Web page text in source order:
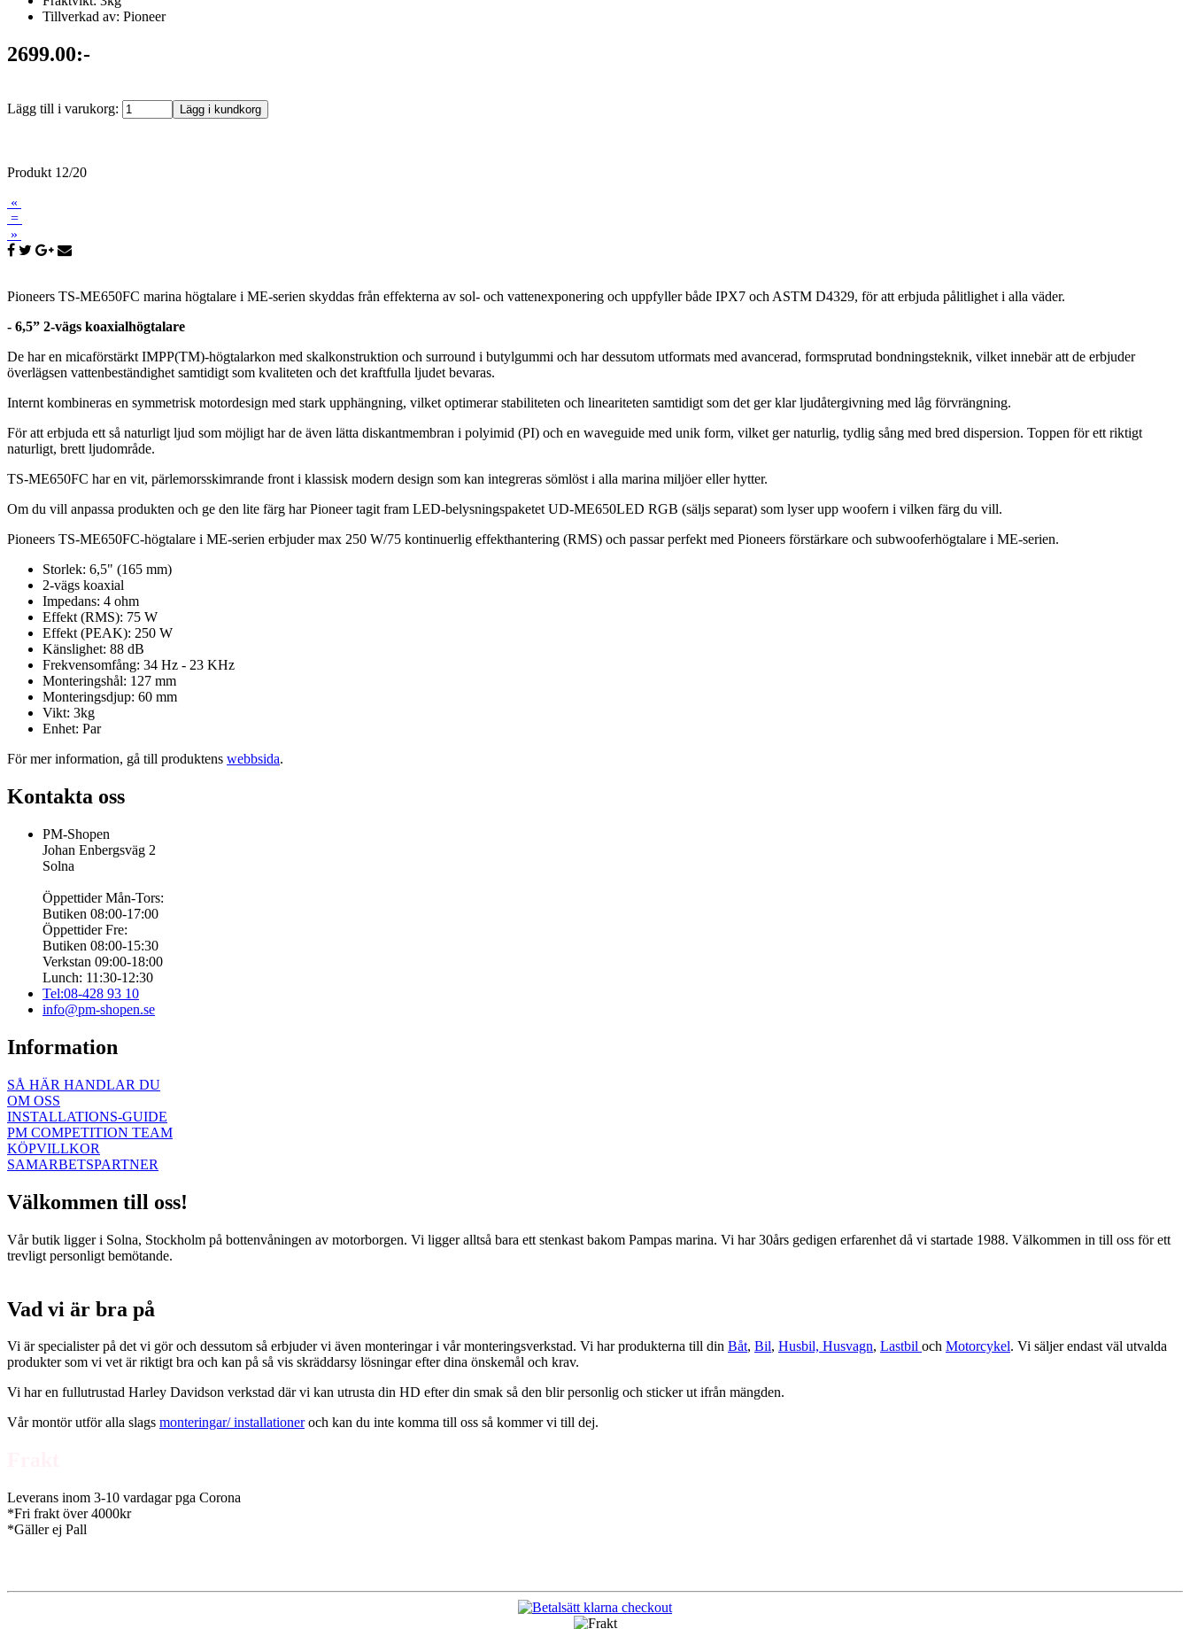
Tillverkad av: Pioneer
2699.00:-
Lägg till i varukorg:
Produkt 12/20
«
=
»
Pioneers TS-ME650FC marina högtalare i ME-serien skyddas från effekterna av sol- och vattenexponering och uppfyller både IPX7 och ASTM D4329, för att erbjuda pålitlighet i alla väder.
- 6,5” 2-vägs koaxialhögtalare
De har en micaförstärkt IMPP(TM)-högtalarkon med skalkonstruktion och surround i butylgummi och har dessutom utformats med avancerad, formsprutad bondningsteknik, vilket innebär att de erbjuder
överlägsen vattenbeständighet samtidigt som kvaliteten och det kraftfulla ljudet bevaras.
Internt kombineras en symmetrisk motordesign med stark upphängning, vilket optimerar stabiliteten och lineariteten samtidigt som det ger klar ljudåtergivning med låg förvrängning.
För att erbjuda ett så naturligt ljud som möjligt har de även lätta diskantmembran i polyimid (PI) och en waveguide med unik form, vilket ger naturlig, tydlig sång med bred dispersion. Toppen för ett riktigt
naturligt, brett ljudområde.
TS-ME650FC har en vit, pärlemorsskimrande front i klassisk modern design som kan integreras sömlöst i alla marina miljöer eller hytter.
Om du vill anpassa produkten och ge den lite färg har Pioneer tagit fram LED-belysningspaketet UD-ME650LED RGB (säljs separat) som lyser upp woofern i vilken färg du vill.
Pioneers TS-ME650FC-högtalare i ME-serien erbjuder max 250 W/75 kontinuerlig effekthantering (RMS) och passar perfekt med Pioneers förstärkare och subwooferhögtalare i ME-serien.
Storlek: 6,5" (165 mm)
2-vägs koaxial
Impedans: 4 ohm
Effekt (RMS): 75 W
Effekt (PEAK): 250 W
Känslighet: 88 dB
Frekvensomfång: 34 Hz - 23 KHz
Monteringshål: 127 mm
Monteringsdjup: 60 mm
Vikt: 3kg
Enhet: Par
För mer information, gå till produktens webbsida.
Kontakta oss
PM-Shopen
Johan Enbergsväg 2
Solna
Öppettider Mån-Tors:
Butiken 08:00-17:00
Öppettider Fre:
Butiken 08:00-15:30
Verkstan 09:00-18:00
Lunch: 11:30-12:30
Tel:08-428 93 10
info@pm-shopen.se
Information
SÅ HÄR HANDLAR DU
OM OSS
INSTALLATIONS-GUIDE
PM COMPETITION TEAM
KÖPVILLKOR
SAMARBETSPARTNER
Välkommen till oss!
Vår butik ligger i Solna, Stockholm på bottenvåningen av motorborgen. Vi ligger alltså bara ett stenkast bakom Pampas marina. Vi har 30års gedigen erfarenhet då vi startade 1988. Välkommen in till oss för ett
trevligt personligt bemötande.
Vad vi är bra på
Vi är specialister på det vi gör och dessutom så erbjuder vi även monteringar i vår monteringsverkstad. Vi har produkterna till din Båt, Bil, Husbil, Husvagn, Lastbil och Motorcykel. Vi säljer endast väl utvalda
produkter som vi vet är riktigt bra och kan på så vis skräddarsy lösningar efter dina önskemål och krav.
Vi har en fullutrustad Harley Davidson verkstad där vi kan utrusta din HD efter din smak så den blir personlig och sticker ut ifrån mängden.
Vår montör utför alla slags monteringar/ installationeroch kan du inte komma till oss så kommer vi till dej.
Leverans inom 3-10 vardagar pga Corona
*Fri frakt över 4000kr
*Gäller ej Pall